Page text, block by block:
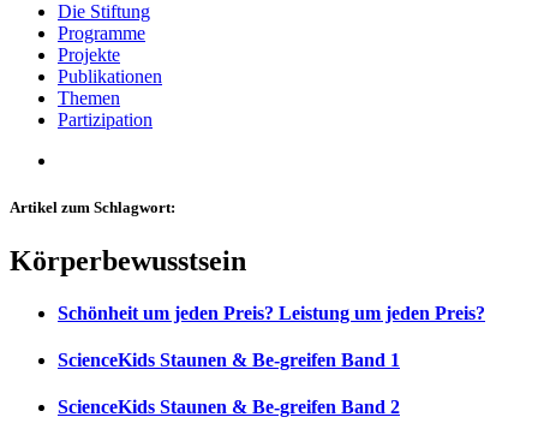
Die Stiftung
Programme
Projekte
Publikationen
Themen
Partizipation
Artikel zum Schlagwort:
Körperbewusstsein
Schönheit um jeden Preis? Leistung um jeden Preis?
ScienceKids Staunen & Be-greifen Band 1
ScienceKids Staunen & Be-greifen Band 2